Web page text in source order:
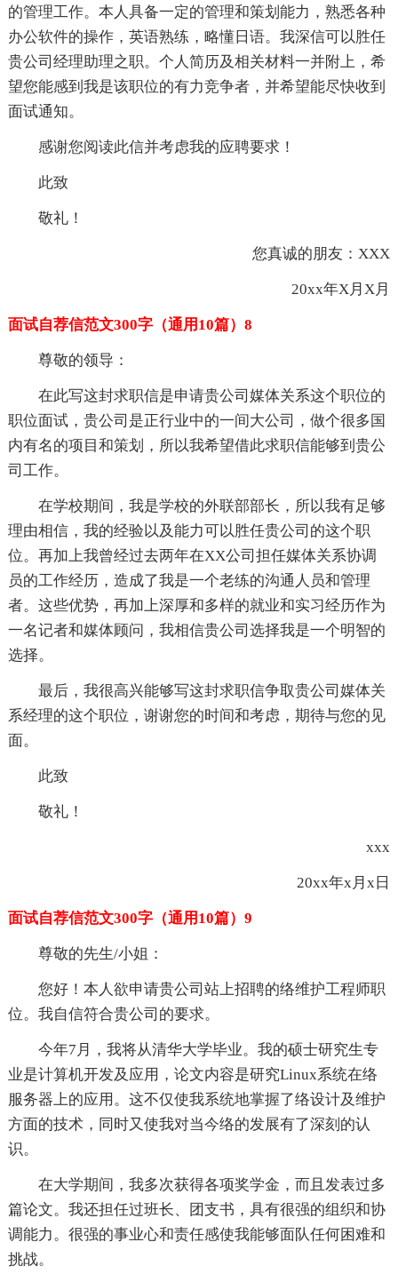
的管理工作。本人具备一定的管理和策划能力，熟悉各种
办公软件的操作，英语熟练，略懂日语。我深信可以胜任
贵公司经理助理之职。个人简历及相关材料一并附上，希
望您能感到我是该职位的有力竞争者，并希望能尽快收到
面试通知。
感谢您阅读此信并考虑我的应聘要求！
此致
敬礼！
您真诚的朋友：XXX
20xx年X月X月
面试自荐信范文300字（通用10篇）8
尊敬的领导：
在此写这封求职信是申请贵公司媒体关系这个职位的
职位面试，贵公司是正行业中的一间大公司，做个很多国
内有名的项目和策划，所以我希望借此求职信能够到贵公
司工作。
在学校期间，我是学校的外联部部长，所以我有足够
理由相信，我的经验以及能力可以胜任贵公司的这个职
位。再加上我曾经过去两年在XX公司担任媒体关系协调
员的工作经历，造成了我是一个老练的沟通人员和管理
者。这些优势，再加上深厚和多样的就业和实习经历作为
一名记者和媒体顾问，我相信贵公司选择我是一个明智的
选择。
最后，我很高兴能够写这封求职信争取贵公司媒体关
系经理的这个职位，谢谢您的时间和考虑，期待与您的见
面。
此致
敬礼！
xxx
20xx年x月x日
面试自荐信范文300字（通用10篇）9
尊敬的先生/小姐：
您好！本人欲申请贵公司站上招聘的络维护工程师职
位。我自信符合贵公司的要求。
今年7月，我将从清华大学毕业。我的硕士研究生专
业是计算机开发及应用，论文内容是研究Linux系统在络
服务器上的应用。这不仅使我系统地掌握了络设计及维护
方面的技术，同时又使我对当今络的发展有了深刻的认
识。
在大学期间，我多次获得各项奖学金，而且发表过多
篇论文。我还担任过班长、团支书，具有很强的组织和协
调能力。很强的事业心和责任感使我能够面队任何困难和
挑战。